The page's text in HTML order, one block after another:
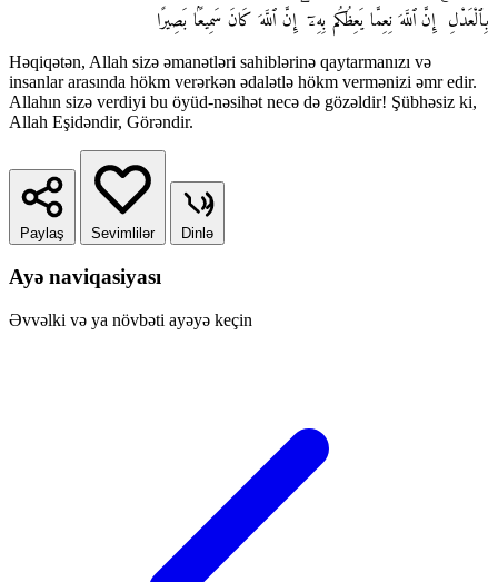
بِٱلْعَدْلِ ۚ إِنَّ ٱللَّهَ نِعِمَّا يَعِظُكُم بِهِۦٓ ۗ إِنَّ ٱللَّهَ كَانَ سَمِيعًۢا بَصِيرًا
Həqiqətən, Allah sizə əmanətləri sahiblərinə qaytarmanızı və
insanlar arasında hökm verərkən ədalətlə hökm vermənizi əmr edir.
Allahın sizə verdiyi bu öyüd-nəsihət necə də gözəldir! Şübhəsiz ki,
Allah Eşidəndir, Görəndir.
Paylaş Sevimlilər Dinlə
Ayə naviqasiyası
Əvvəlki və ya növbəti ayəyə keçin